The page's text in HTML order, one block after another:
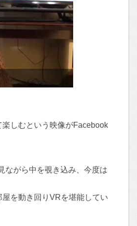
しむという映像がFacebook
ながら中を覗き込み、今度は
を動き回りVRを堪能してい